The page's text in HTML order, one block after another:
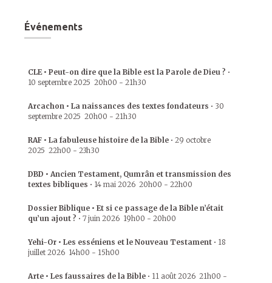
Événements
CLE • Peut-on dire que la Bible est la Parole de Dieu ? •
10 septembre 2025 20h00 - 21h30
Arcachon • La naissances des textes fondateurs • 30
septembre 2025 20h00 - 21h30
RAF • La fabuleuse histoire de la Bible • 29 octobre
2025 22h00 - 23h30
DBD • Ancien Testament, Qumrân et transmission des
textes bibliques • 14 mai 2026 20h00 - 22h00
Dossier Biblique • Et si ce passage de la Bible n’était
qu’un ajout ? • 7 juin 2026 19h00 - 20h00
Yehi-Or • Les esséniens et le Nouveau Testament • 18
juillet 2026 14h00 - 15h00
Arte • Les faussaires de la Bible • 11 août 2026 21h00 -